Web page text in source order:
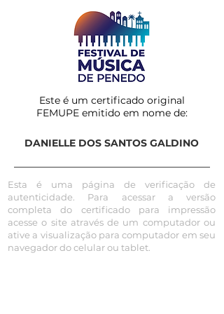
Este é um certificado original
FEMUPE emitido em nome de:
DANIELLE DOS SANTOS GALDINO
Esta é uma página de verificação de
autenticidade. Para acessar a versão
completa do certificado para impressão
acesse o site através de um computador ou
ative a visualização para computador em seu
navegador do celular ou tablet.